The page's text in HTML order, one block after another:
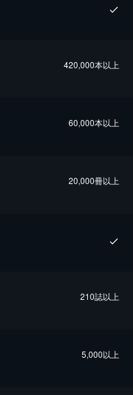
420,000本以上
60,000本以上
20,000冊以上
210誌以上
5,000以上